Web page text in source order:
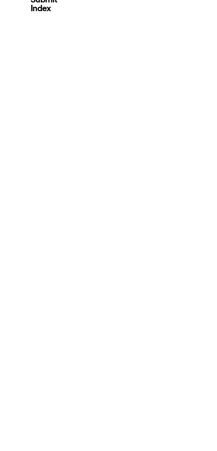
Index